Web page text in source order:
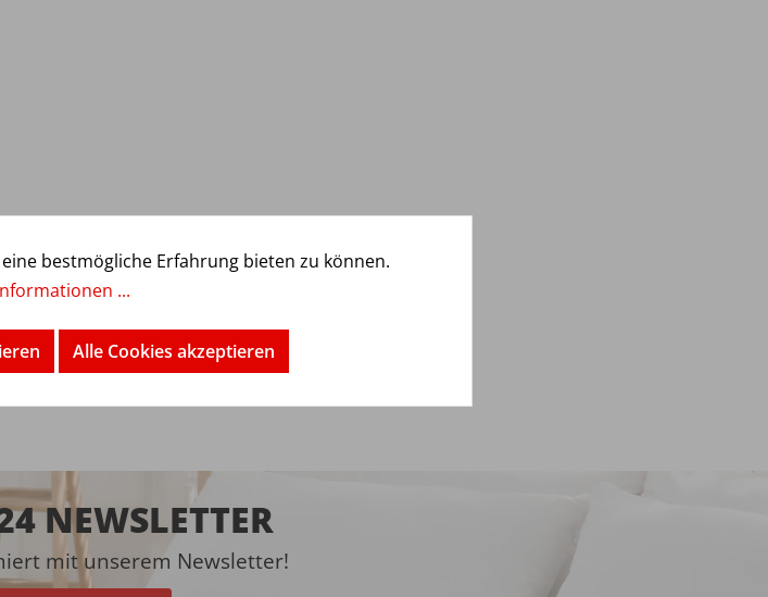
und
in Textilien
Die Textilien, die
NEWSLETTER
mit unserem Newsletter!
bestmögliche Erfahrung bieten zu können.
...
Alle Cookies akzeptieren